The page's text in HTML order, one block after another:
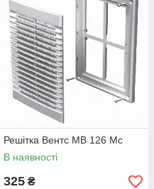
Решітка Вентс МВ 126 Мс
В наявності
325 ₴